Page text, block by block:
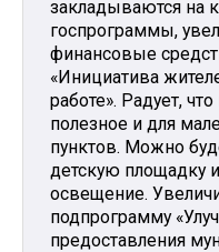
закладываются на
госпрограммы,
финансовые
«Инициатива
работе». Радует,
полезное и для
пунктов. Можно
детскую площадку
освещение.
подпрограмму
предоставления